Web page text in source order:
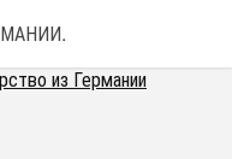
ЗАКАЗАТЬ
из Германии